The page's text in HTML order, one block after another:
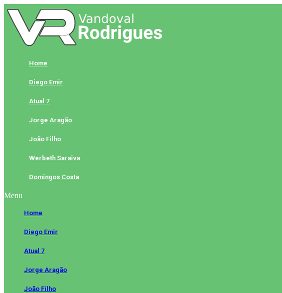
Skip
to
content
Home
Diego Emir
Atual 7
Jorge Aragão
João Filho
Werbeth Saraiva
Domingos Costa
Menu
Home
Diego Emir
Atual 7
Jorge Aragão
João Filho